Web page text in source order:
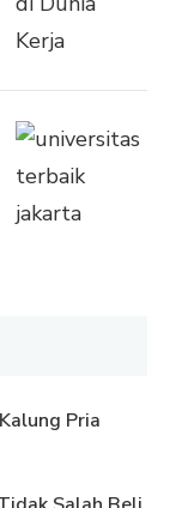
Pria